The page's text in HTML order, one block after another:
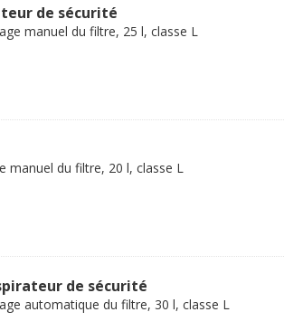
de sécurité
manuel du filtre, 25 l, classe L
manuel du filtre, 20 l, classe L
de sécurité
automatique du filtre, 30 l, classe L